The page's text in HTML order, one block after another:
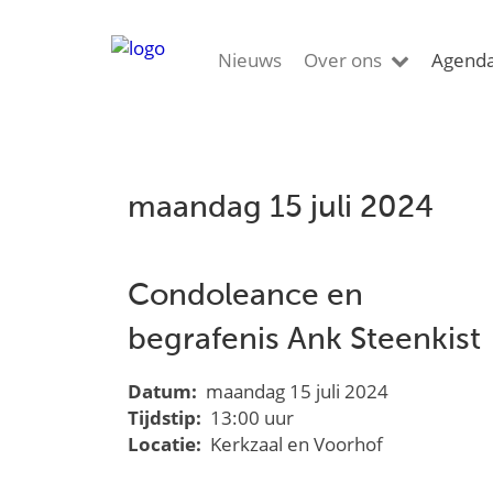
Nieuws Over ons
maandag 15 juli 2024
Condoleance en
begrafenis Ank Steenkist
Datum: maandag 15 juli 2024
Tijdstip: 13:00 uur
Locatie: Kerkzaal en Voorhof